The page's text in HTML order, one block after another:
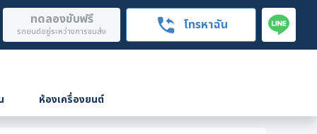
โทรหาฉัน
ทดลองขับฟรี
รถยนต์อยู่ระหว่างการขนส่ง
ห้องเครื่องยนต์